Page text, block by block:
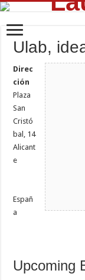
Ulab,
Direc
ción
Plaza
San
Cristó
bal, 14
Alicant
e
Españ
a
Upcoming